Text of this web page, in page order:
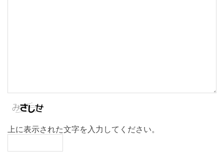
上に表示された文字を入力してください。